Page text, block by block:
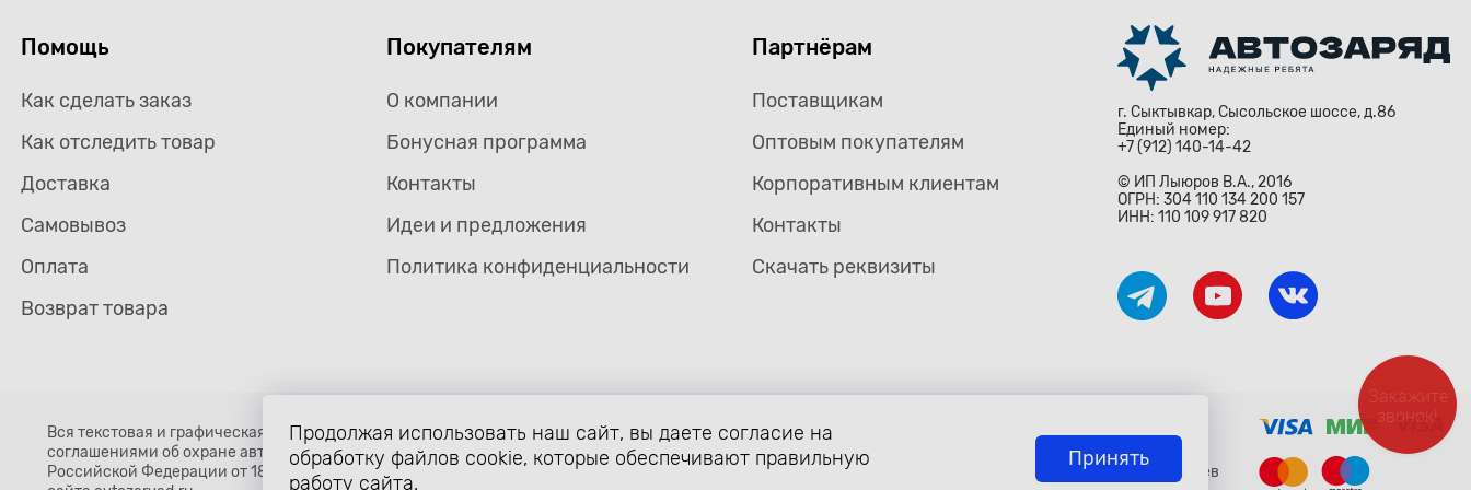
Помощь
Как сделать заказ
Как отследить товар
Доставка
Самовывоз
Оплата
Возврат товара
Покупателям
О компании
Бонусная программа
Контакты
Идеи и предложения
Политика конфиденциальности
Партнёрам
Поставщикам
Оптовым покупателям
Корпоративным клиентам
Контакты
Скачать реквизиты
г. Сыктывкар, Сысольское шоссе, д.86
Единый номер:
+7 (912) 140-14-42
© ИП Лыюров В.А., 2016
ОГРН: 304 110 134 200 157
ИНН: 110 109 917 820
Вся текстовая и графическая информация, структура и оформление страницы avtozaryad.ru защищены российскими и международными законами и
соглашениями об охране авторских прав и интеллектуальной собственности (статьи 1259 и 1260 главы 70 «Авторское право» Гражданского Кодекса
Российской Федерации от 18 декабря 2006 года N 230-ФЗ). Использование любых материалов сайта разрешено только с письменного согласия владельцев
Продолжая использовать наш сайт, вы даете согласие на
обработку файлов cookie, которые обеспечивают правильную
работу сайта.
Закажите
звонок!